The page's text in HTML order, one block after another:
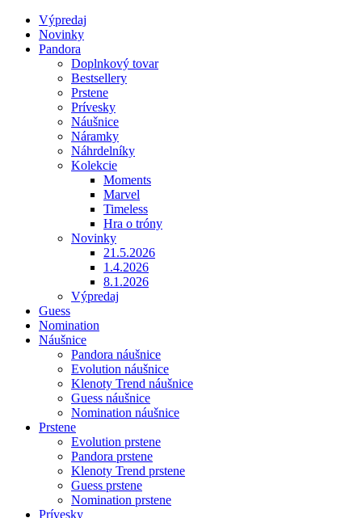
Výpredaj
Novinky
Pandora
Doplnkový tovar
Bestsellery
Prstene
Prívesky
Náušnice
Náramky
Náhrdelníky
Kolekcie
Moments
Marvel
Timeless
Hra o tróny
Novinky
21.5.2026
1.4.2026
8.1.2026
Výpredaj
Guess
Nomination
Náušnice
Pandora náušnice
Evolution náušnice
Klenoty Trend náušnice
Guess náušnice
Nomination náušnice
Prstene
Evolution prstene
Pandora prstene
Klenoty Trend prstene
Guess prstene
Nomination prstene
Prívesky